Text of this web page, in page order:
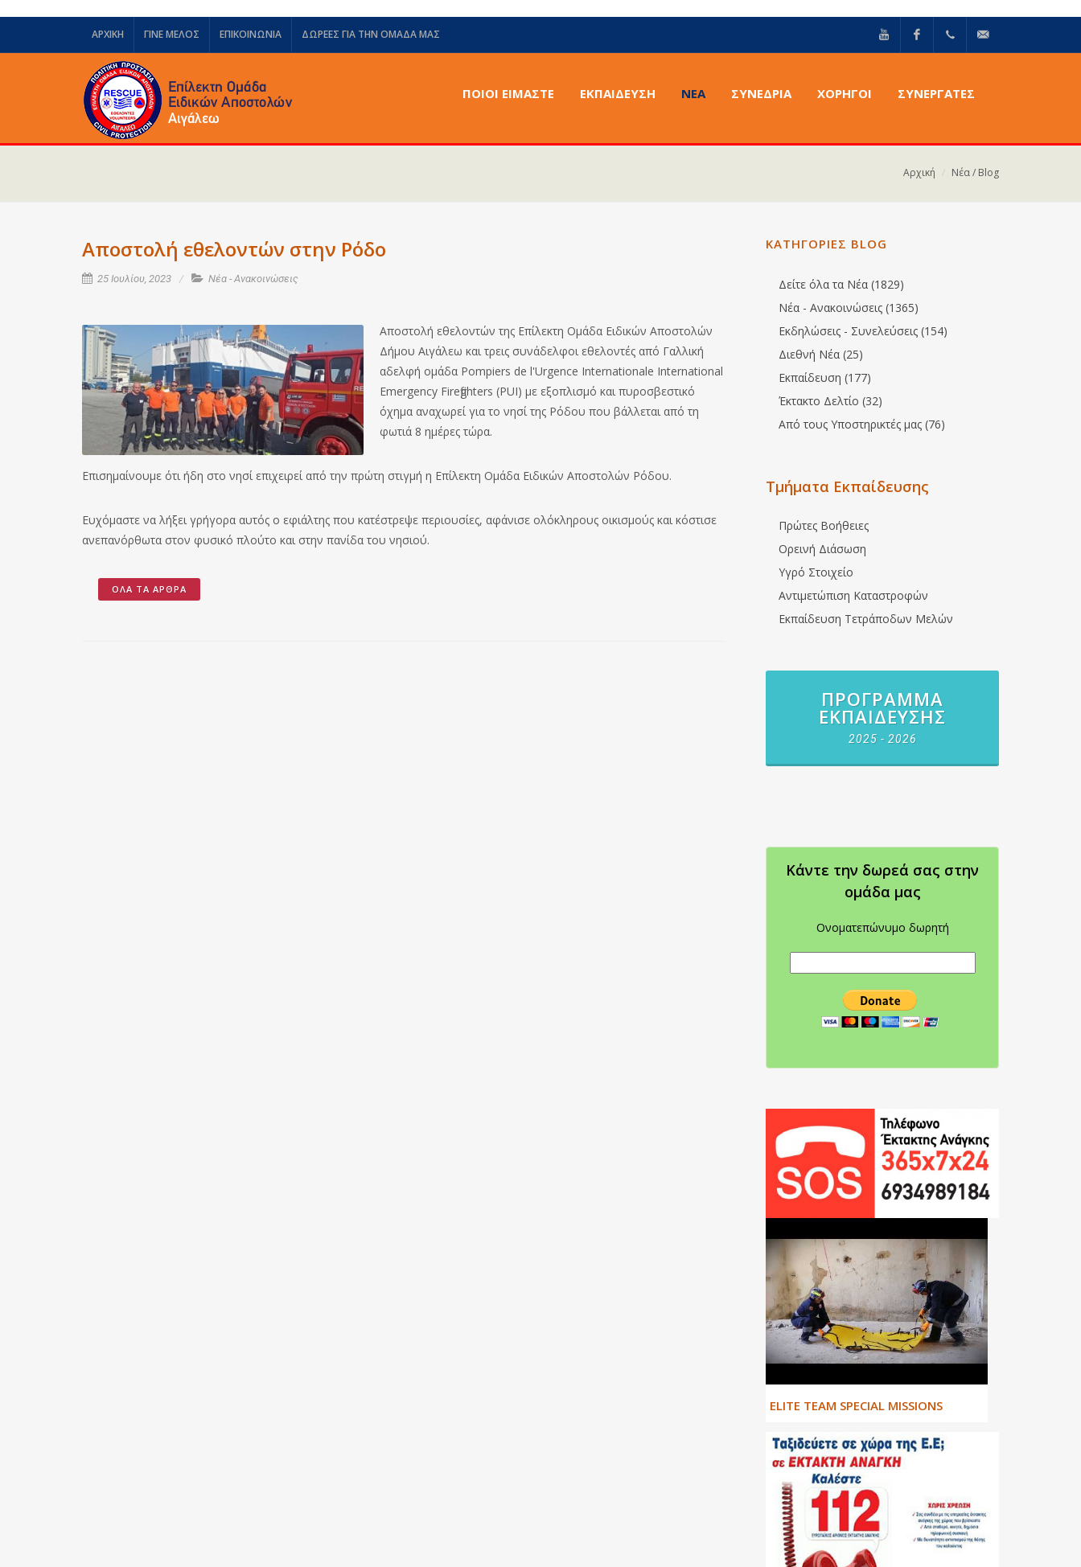
ΑΡΧΙΚΗ ΓΙΝΕ ΜΕΛΟΣ ΕΠΙΚΟΙΝΩΝΙΑ ΔΩΡΕΈΣ ΓΙΑ ΤΗΝ ΟΜΆΔΑ ΜΑΣ
ΠΟΙΟΙ ΕΙΜΑΣΤΕ ΕΚΠΑΙΔΕΥΣΗ ΝΈΑ ΣΥΝΈΔΡΙΑ ΧΟΡΗΓΟΙ ΣΥΝΕΡΓΑΤΕΣ
Αρχική Νέα / Blog
Αποστολή εθελοντών στην Ρόδο
25 Ιουλίου, 2023 Νέα - Ανακοινώσεις
Αποστολή εθελοντών της Επίλεκτη Ομάδα Ειδικών Αποστολών
Δήμου Αιγάλεω και τρεις συνάδελφοι εθελοντές από Γαλλική
αδελφή ομάδα Pompiers de l'Urgence Internationale International
Emergency Firefighters (PUI) με εξοπλισμό και πυροσβεστικό
όχημα αναχωρεί για το νησί της Ρόδου που βάλλεται από τη
φωτιά 8 ημέρες τώρα.
Επισημαίνουμε ότι ήδη στο νησί επιχειρεί από την πρώτη στιγμή η Επίλεκτη Ομάδα Ειδικών Αποστολών Ρόδου.
Ευχόμαστε να λήξει γρήγορα αυτός ο εφιάλτης που κατέστρεψε περιουσίες, αφάνισε ολόκληρους οικισμούς και κόστισε
ανεπανόρθωτα στον φυσικό πλούτο και στην πανίδα του νησιού.
ΌΛΑ ΤΑ ΆΡΘΡΑ
ΚΑΤΗΓΟΡΙΕΣ BLOG
Δείτε όλα τα Νέα (1829)
Νέα - Ανακοινώσεις (1365)
Εκδηλώσεις - Συνελεύσεις (154)
Διεθνή Νέα (25)
Εκπαίδευση (177)
Έκτακτο Δελτίο (32)
Από τους Υποστηρικτές μας (76)
Τμήματα Εκπαίδευσης
Πρώτες Βοήθειες
Ορεινή Διάσωση
Υγρό Στοιχείο
Αντιμετώπιση Καταστροφών
Εκπαίδευση Τετράποδων Μελών
ΠΡΌΓΡΑΜΜΑ
ΕΚΠΑΊΔΕΥΣΗΣ
2025 - 2026
Κάντε την δωρεά σας στην
oμάδα μας
Ονοματεπώνυμο δωρητή
ΕLITE TEAM SPECIAL MISSIONS